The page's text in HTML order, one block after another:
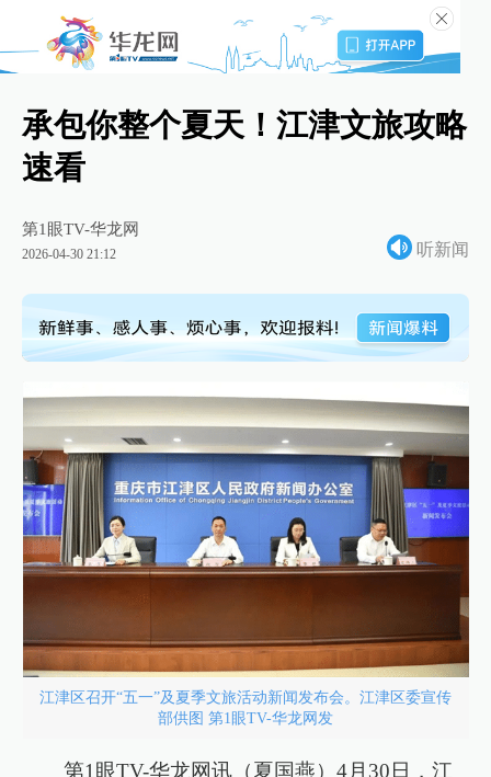
承包你整个夏天！江津文旅攻略
速看
第1眼TV-华龙网
2026-04-30 21:12 听新闻
江津区召开“五一”及夏季文旅活动新闻发布会。江津区委宣传
部供图 第1眼TV-华龙网发
第1眼TV-华龙网讯（夏国燕）4月30日，江